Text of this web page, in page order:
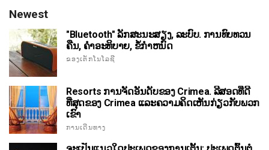
Newest
"Bluetooth" ລັກສະນະສຽງ, ລະບົບ. ການທົບທວນ
ຄືນ, ຄໍາອະທິບາຍ, ຂໍ້ກໍາຫນົດ
ຂອງເຕັກໂນໂລຊີ
Resorts ການຈັດອັນດັບຂອງ Crimea. ລີສອດທີ່ດີ
ທີ່ສຸດຂອງ Crimea ແລະຄວາມຄິດເຫັນກ່ຽວກັບພວກ
ເຂົາ
ການເດີນທາງ